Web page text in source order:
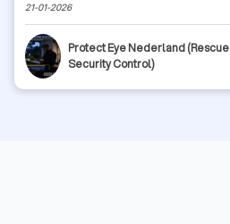
21-01-2026
Protect Eye Nederland (Rescue
Security Control)